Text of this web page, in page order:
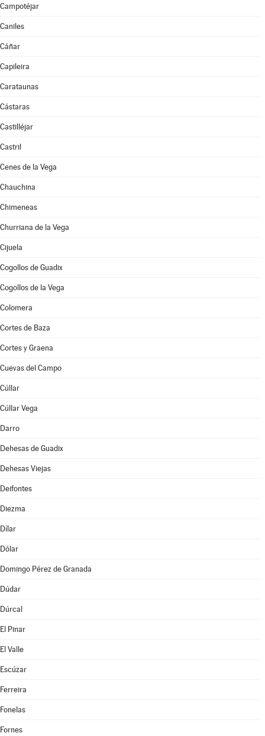
Campotéjar
Caniles
Cáñar
Capileira
Carataunas
Cástaras
Castilléjar
Castril
Cenes de la Vega
Chauchina
Chimeneas
Churriana de la Vega
Cijuela
Cogollos de Guadix
Cogollos de la Vega
Colomera
Cortes de Baza
Cortes y Graena
Cuevas del Campo
Cúllar
Cúllar Vega
Darro
Dehesas de Guadix
Dehesas Viejas
Deifontes
Diezma
Dílar
Dólar
Domingo Pérez de Granada
Dúdar
Dúrcal
El Pinar
El Valle
Escúzar
Ferreira
Fonelas
Fornes